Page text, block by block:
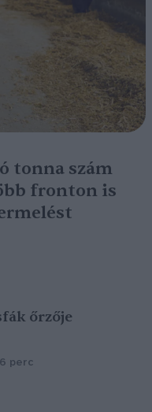
tonna szám
fronton is
őrzője
6 perc